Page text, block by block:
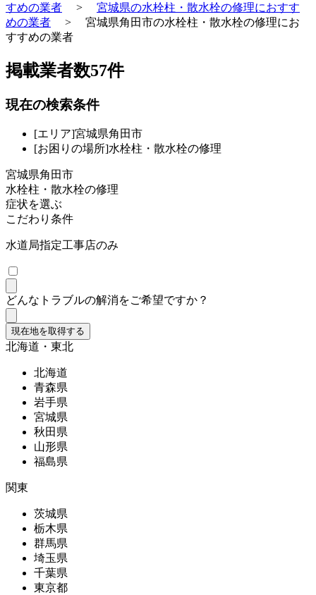
すめの業者 > 宮城県の水栓柱・散水栓の修理におすす
めの業者 > 宮城県角田市の水栓柱・散水栓の修理にお
すすめの業者
掲載業者数57件
現在の検索条件
[エリア]宮城県角田市
[お困りの場所]水栓柱・散水栓の修理
宮城県角田市
水栓柱・散水栓の修理
症状を選ぶ
こだわり条件
水道局指定工事店のみ
どんなトラブルの解消をご希望ですか？
現在地を取得する
北海道・東北
北海道
青森県
岩手県
宮城県
秋田県
山形県
福島県
関東
茨城県
栃木県
群馬県
埼玉県
千葉県
東京都